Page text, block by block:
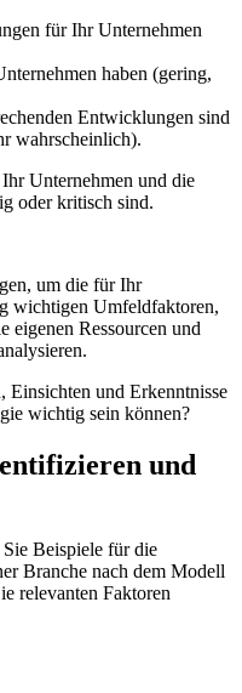
für Ihr Unternehmen
haben (gering,
Entwicklungen sind
wahrscheinlich).
Unternehmen und die
oder kritisch sind.
um die für Ihr
wichtigen Umfeldfaktoren,
eigenen Ressourcen und
Einsichten und Erkenntnisse
wichtig sein können?
und
Beispiele für die
Branche nach dem Modell
relevanten Faktoren